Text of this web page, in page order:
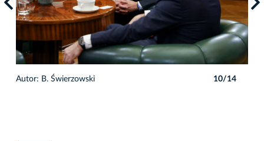
Autor: B. Świerzowski 10/14